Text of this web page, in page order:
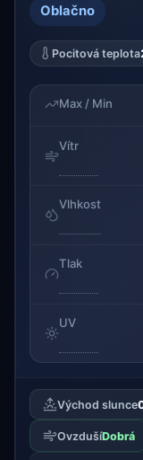
Oblačno
Pocitová teplota
Max / Min
Vítr
Vlhkost
Tlak
UV
Východ slunce
OvzdušíDobrá